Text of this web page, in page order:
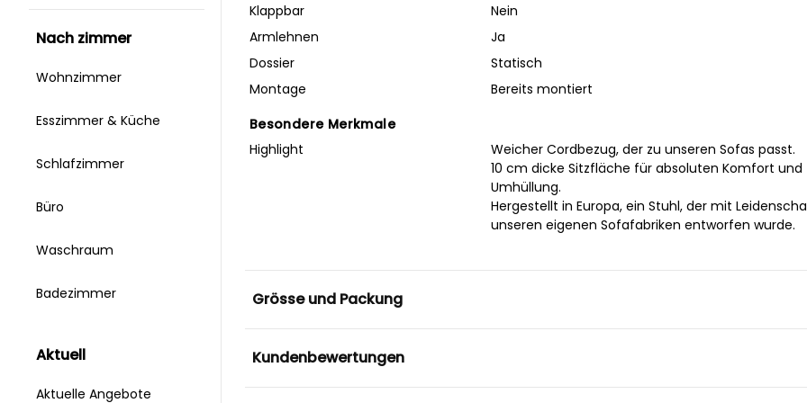
nach zimmer
Wohnzimmer
Esszimmer & Küche
Schlafzimmer
Büro
Waschraum
Badezimmer
aktuell
Aktuelle Angebote
Klappbar
Nein
Armlehnen
Ja
Dossier
Statisch
Montage
Bereits montiert
Besondere Merkmale
Highlight
Weicher Cordbezug, der zu unseren Sofas passt.
10 cm dicke Sitzfläche für absoluten Komfort und
Umhüllung.
Hergestellt in Europa, ein Stuhl, der mit
unseren eigenen Sofafabriken entworfen wurde.
Grösse und Packung
Kundenbewertungen